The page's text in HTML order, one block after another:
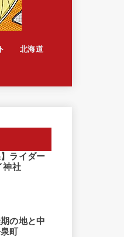
北海道
ライダー
神社
の地と中
町